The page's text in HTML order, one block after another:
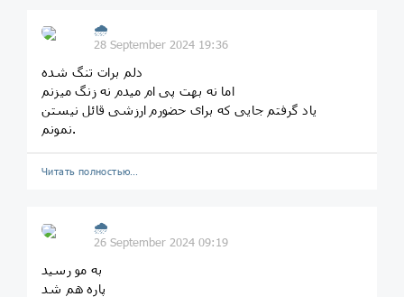
🌧
28 September 2024 19:36
دلم برات تنگ شده
اما نه بهت پی ام میدم نه زنگ میزنم
یاد گرفتم جایی که برای حضورم ارزشی قائل نیستن
نمونم.
Читать полностью…
🌧
26 September 2024 09:19
به مو رسید
پاره هم شد